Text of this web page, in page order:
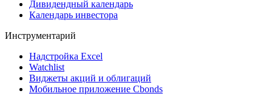
Оферты
Денежный рынок
Календарь инвестора
Инструментарий